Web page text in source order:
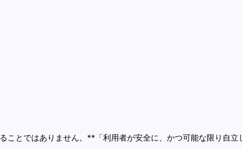
とではありません。**「利用者が安全に、かつ可能な限り自立